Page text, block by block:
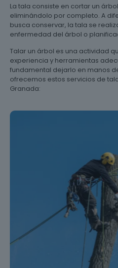
La tala consiste en cortar un
eliminándolo por completo. A
busca conservar, la tala se
enfermedad del árbol o
Talar un árbol es una actividad
experiencia y herramientas
fundamental dejarlo en manos
ofrecemos estos servicios de
Granada: